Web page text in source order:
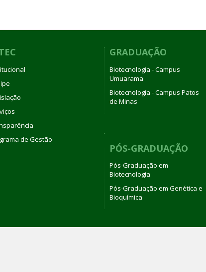
de Gestão
GRADUAÇÃO
Biotecnologia - Campus
Umuarama
Biotecnologia - Campus Patos
de Minas
PÓS-GRADUAÇÃO
Pós-Graduação em
Biotecnologia
Pós-Graduação em Genética e
Bioquímica